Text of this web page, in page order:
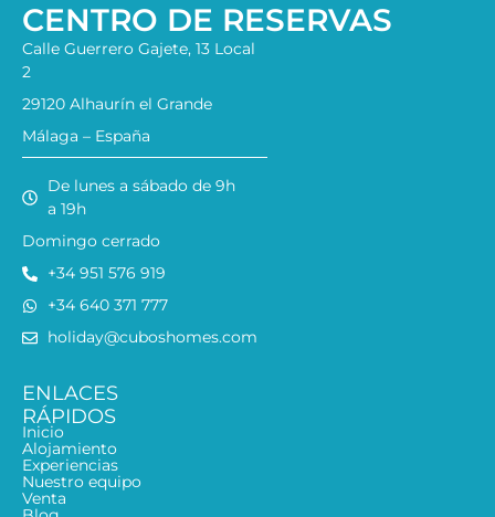
CENTRO DE RESERVAS
Calle Guerrero Gajete, 13 Local
2
29120 Alhaurín el Grande
Málaga – España
De lunes a sábado de 9h
a 19h
Domingo cerrado
+34 951 576 919
+34 640 371 777
holiday@cuboshomes.com
ENLACES
RÁPIDOS
Inicio
Alojamiento
Experiencias
Nuestro equipo
Venta